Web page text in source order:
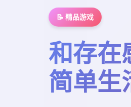
📝 精品游戏
和存在
简单